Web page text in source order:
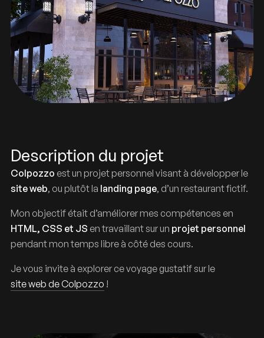
Description du projet
Colpozzo est un projet personnel visant à développer le
site web, ou plutôt la landing page, d’un restaurant fictif.
Mon objectif était d’améliorer mes compétences en
HTML, CSS et JS en travaillant sur un projet personnel
pendant mon temps libre à côté des cours.
Je vous invite à explorer ce voyage gustatif sur le
site web de Colpozzo !